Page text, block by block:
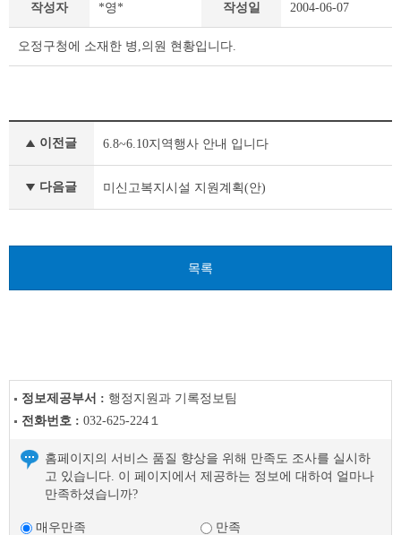
보
공
세
블
작성자 *영* 작성일 2004-06-07
오정구청에 소재한 병,의원 현황입니다.
정
다
이전글 6.8~6.10지역행사 안내 입니다
다음글 미신고복지시설 지원계획(안)
목록
정보제공부서 : 행정지원과 기록정보팀
전화번호 : 032-625-224１
홈페이지의 서비스 품질 향상을 위해 만족도 조사를 실시하
고 있습니다. 이 페이지에서 제공하는 정보에 대하여 얼마나
만족하셨습니까?
매우만족
만족